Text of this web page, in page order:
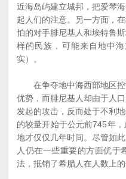
近海岛屿建立城邦，把爱琴
起人们的注意。另一方面，
怕的对手腓尼基人和埃特鲁
样的民族，可能来自地中
实）。
在争夺地中海西部地区控
优势，而腓尼基人却由于人
发起的攻击，反而处于不利
的较量开始于公元前745年
地才仅仅几年时间。尽管如
人仍在一些重要的方面优于
法，抵销了希腊人在人数上